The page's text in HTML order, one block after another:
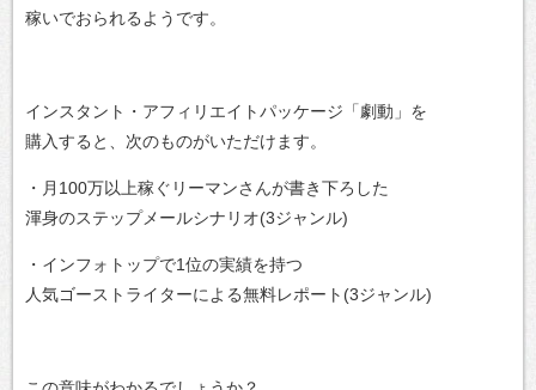
稼いでおられるようです。
インスタント・アフィリエイトパッケージ「劇動」を
購入すると、次のものがいただけます。
・月100万以上稼ぐリーマンさんが書き下ろした
渾身のステップメールシナリオ(3ジャンル)
・インフォトップで1位の実績を持つ
人気ゴーストライターによる無料レポート(3ジャンル)